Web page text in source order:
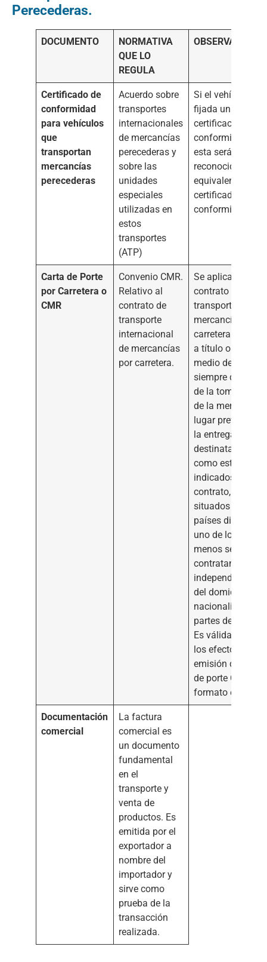
Perecederas.
DOCUMENTO
NORMATIVA
QUE LO
REGULA
Certificado de
conformidad
para vehículos
que
transportan
mercancías
perecederas
Acuerdo sobre
transportes
internacionales
de mercancías
perecederas y
sobre las
unidades
especiales
utilizadas en
estos
transportes
(ATP)
Si el vehículo
fijada una placa
certificación de
conformidad
esta será
reconocida como
equivalente a un
certificado de
conformidad.
Carta de Porte
por Carretera o
CMR
Convenio CMR.
Relativo al
contrato de
transporte
internacional
de mercancías
por carretera.
Se aplica a todo
contrato de
transporte de
mercancías por
carretera
a título oneroso
medio de
siempre que el
de la toma de
de la mercancía
lugar previsto
la entrega al
destinatario, tal
como están
indicados en el
contrato, estén
situados en dos
países diferentes,
uno de los
menos sea un
contratante,
del domicilio y
nacionalidad de
partes del
Es válida a todos
los efectos la
emisión de la
de porte CMR en
formato
Documentación
comercial
La factura
comercial es
un documento
fundamental
en el
transporte y
venta de
productos. Es
emitida por el
exportador a
nombre del
importador y
sirve como
prueba de la
transacción
realizada.